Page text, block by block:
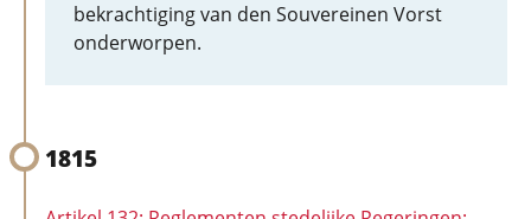
bekrachtiging van den Souvereinen Vorst
onderworpen.
1815